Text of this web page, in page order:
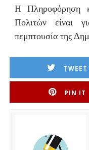
Η Πληροφόρηση
Πολιτών
πεμπτουσία της
TWEET
PIN IT